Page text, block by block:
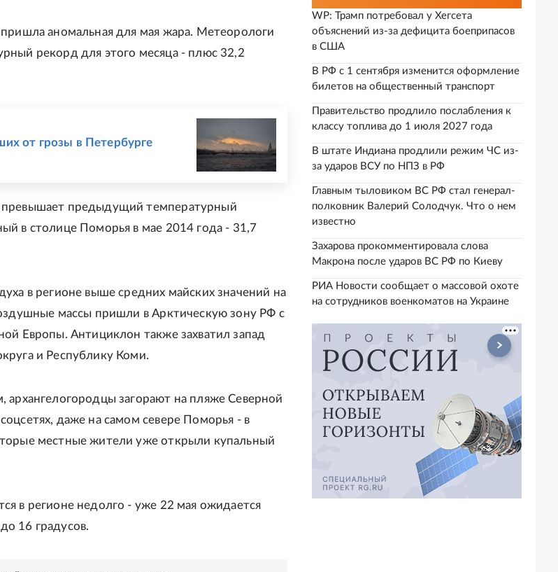
пришла аномальная для мая жара. Метеорологи
рекорд для этого месяца - плюс 32,2
от грозы в Петербурге
предыдущий температурный
в столице Поморья в мае 2014 года - 31,7
в регионе выше средних майских значений на
массы пришли в Арктическую зону РФ с
Европы. Антициклон также захватил запад
и Республику Коми.
архангелогородцы загорают на пляже Северной
даже на самом севере Поморья - в
местные жители уже открыли купальный
в регионе недолго - уже 22 мая ожидается
16 градусов.
WP: Трамп потребовал у Хегсета
объяснений из-за дефицита боеприпасов
в США
В РФ с 1 сентября изменится оформление
билетов на общественный транспорт
Правительство продлило послабления к
классу топлива до 1 июля 2027 года
В штате Индиана продлили режим ЧС из-
за ударов ВСУ по НПЗ в РФ
Главным тыловиком ВС РФ стал генерал-
полковник Валерий Солодчук. Что о нем
известно
Захарова прокомментировала слова
Макрона после ударов ВС РФ по Киеву
РИА Новости сообщает о массовой охоте
на сотрудников военкоматов на Украине